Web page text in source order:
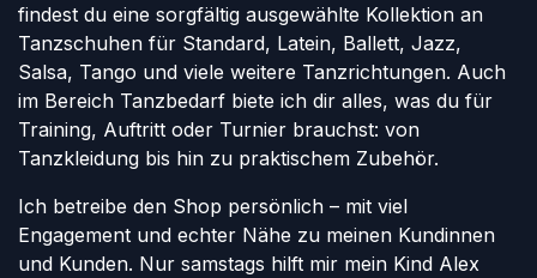
findest du eine sorgfältig ausgewählte Kollektion an
Tanzschuhen für Standard, Latein, Ballett, Jazz,
Salsa, Tango und viele weitere Tanzrichtungen. Auch
im Bereich Tanzbedarf biete ich dir alles, was du für
Training, Auftritt oder Turnier brauchst: von
Tanzkleidung bis hin zu praktischem Zubehör.
Ich betreibe den Shop persönlich – mit viel
Engagement und echter Nähe zu meinen Kundinnen
und Kunden. Nur samstags hilft mir mein Kind Alex